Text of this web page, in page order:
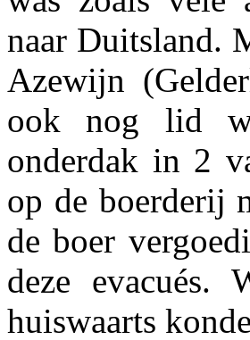
naar Duitsland.
Azewijn
ook nog lid
onderdak in 2
op de boerderij
de boer
deze
huiswaarts